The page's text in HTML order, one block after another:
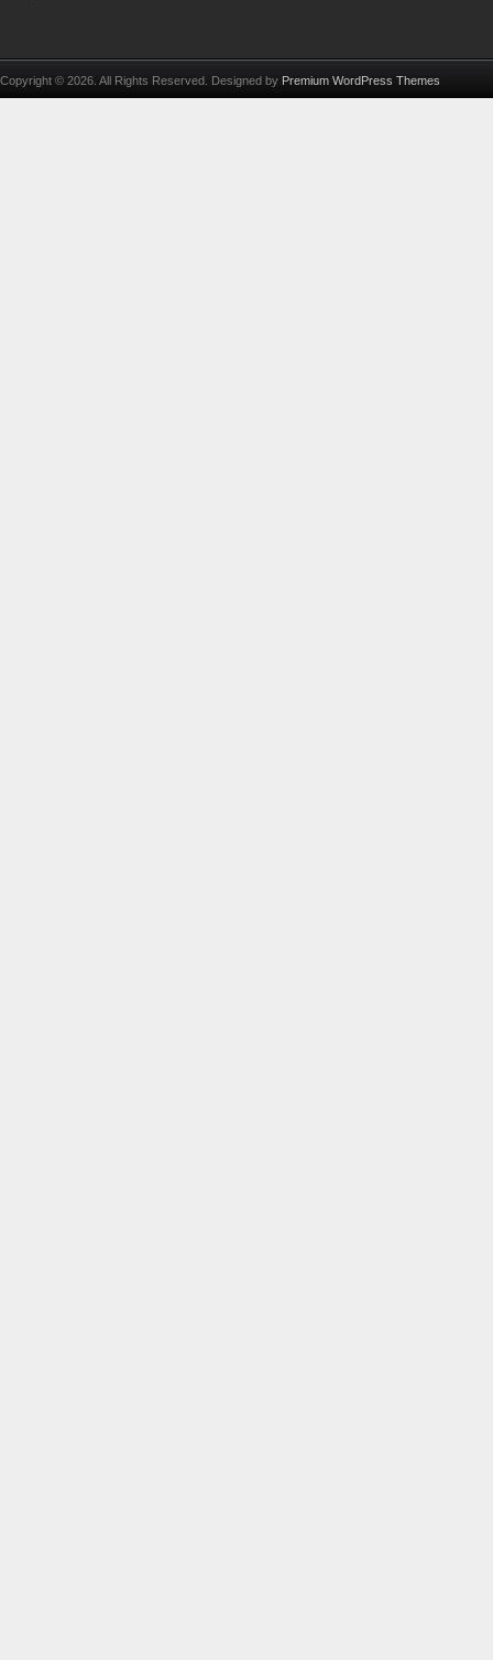
Copyright © 2026. All Rights Reserved. Designed by Premium WordPress Themes